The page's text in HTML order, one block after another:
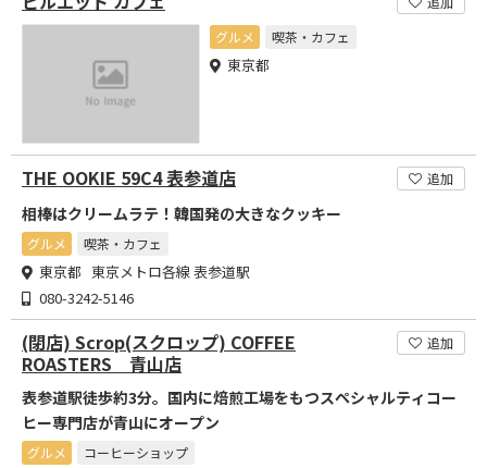
グルメ
喫茶・カフェ
東京都
THE OOKIE 59C4 表参道店 追加
相棒はクリームラテ！韓国発の大きなクッキー
グルメ 喫茶・カフェ
東京都 東京メトロ各線 表参道駅
080-3242-5146
(閉店) Scrop(スクロップ) COFFEE
ROASTERS 青山店
追加
表参道駅徒歩約3分。国内に焙煎工場をもつスペシャルティコー
ヒー専門店が青山にオープン
グルメ コーヒーショップ